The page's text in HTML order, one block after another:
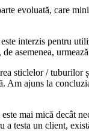
evoluată, care
interzis pentru
asemenea,
sticlelor /
ajuns la
mai mică decât
testa un client,